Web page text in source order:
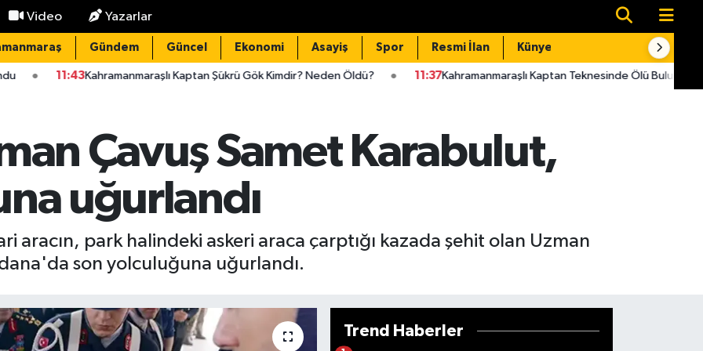
Video Yazarlar
Gündem Güncel Ekonomi Asayiş Spor Resmi İlan Künye
Kaptan Şükrü Gök Kimdir? Neden Öldü? 11:37Kahramanmaraşlı Kaptan Teknesinde Ölü Bulundu! 11:33
Çavuş Samet Karabulut,
uğurlandı
aracın, park halindeki askeri araca çarptığı kazada şehit olan Uzman
son yolculuğuna uğurlandı.
Trend Haberler